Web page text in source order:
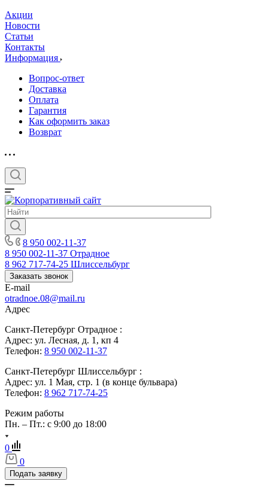
Акции
Новости
Статьи
Контакты
Информация
Вопрос-ответ
Доставка
Оплата
Гарантия
Как оформить заказ
Возврат
8 950 002-11-37
8 950 002-11-37 Отрадное
8 962 717-74-25 Шлиссельбург
Заказать звонок
E-mail
otradnoe.08@mail.ru
Адрес
Санкт-Петербург Отрадное :
Адрес: ул. Лесная, д. 1, кп 4
Телефон: 8 950 002-11-37
Санкт-Петербург Шлиссельбург :
Адрес: ул. 1 Мая, стр. 1 (в конце бульвара)
Телефон: 8 962 717-74-25
Режим работы
Пн. – Пт.: с 9:00 до 18:00
0
0
Подать заявку